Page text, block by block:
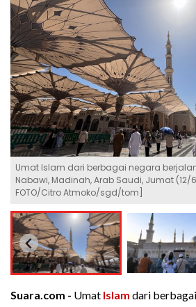
Umat Islam dari berbagai negara
Nabawi, Madinah, Arab Saudi, Jumat (12/
FOTO/Citro Atmoko/sgd/tom]
Suara.com - Umat Islam dari